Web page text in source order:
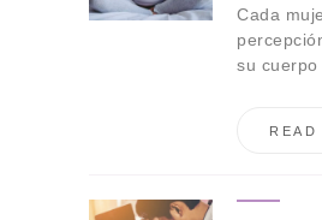
Cada
su cuerpo
READ